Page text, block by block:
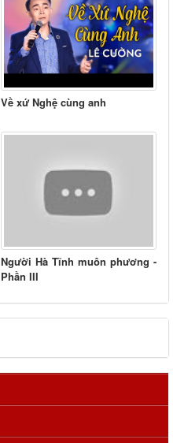
Về xứ Nghệ cùng anh
Người Hà Tĩnh muôn phương -
Phần III